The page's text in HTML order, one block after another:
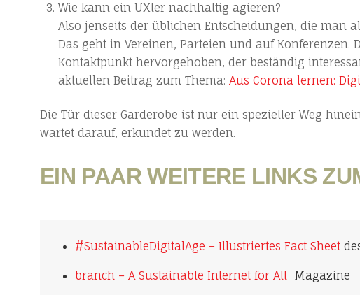
Wie kann ein UXler nachhaltig agieren?
Also jenseits der üblichen Entscheidungen, die man
Das geht in Vereinen, Parteien und auf
Kontaktpunkt hervorgehoben, der beständig
aktuellen Beitrag zum Thema: Aus Corona lernen:
Die Tür dieser Garderobe ist nur ein spezieller Weg
wartet darauf, erkundet zu werden.
EIN PAAR WEITERE LINKS
#SustainableDigitalAge – Illustriertes Fact Sheet
branch – A Sustainable Internet for All Magazine